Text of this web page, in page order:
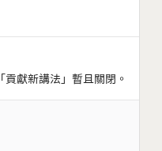
獻新講法」暫且關閉。